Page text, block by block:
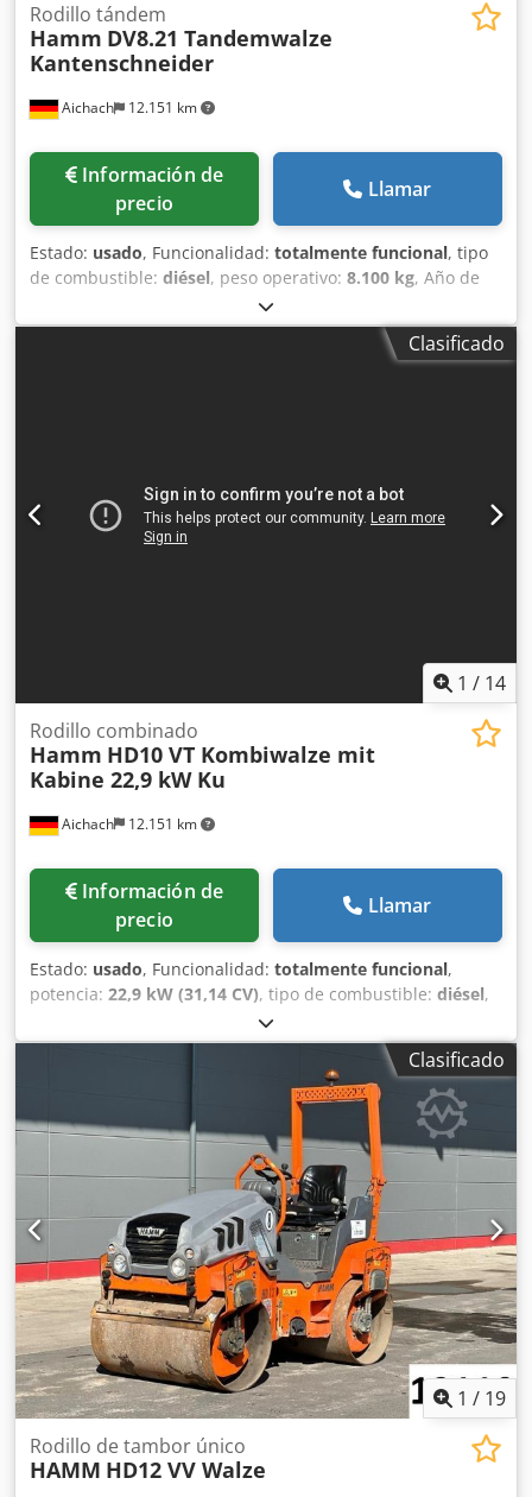
Aichach 12.151 km
Rodillo tándem
Hamm DV8.21 Tandemwalze
Kantenschneider
Información de
precio
Llamar
Estado: usado, Funcionalidad: totalmente funcional, tipo
de combustible: diésel, peso operativo: 8.100 kg, Año de
, horas de funcionamiento:
Equipamiento:cabina, Hamm DV8.21 rodillo tándem Año
de fabricación: 1983 1.600 horas 8.100 - 9.200 kg Cortador
Clasificado
1 / 14
Aichach 12.151 km
Rodillo combinado
Hamm HD10 VT Kombiwalze mit
Kabine 22,9 kW Ku
Información de
precio
Llamar
Estado: usado, Funcionalidad: totalmente funcional,
potencia: 22,9 kW (31,14 CV), tipo de combustible: diésel,
, peso operativo:
fabricación:2016, horas de funcionamiento:6.100 h,
, Hamm HD10 VT rodillo combinado
con cabina Año de fabricación: 2016 6.100 h Motor Kubota
de 22,9 kW Dedpfx Aozap Ivonueck 2.190 - 3.110 kg Rueda
cortadora de bordes
Clasificado
1 / 19
Rodillo de tambor único
HAMM HD12 VV Walze